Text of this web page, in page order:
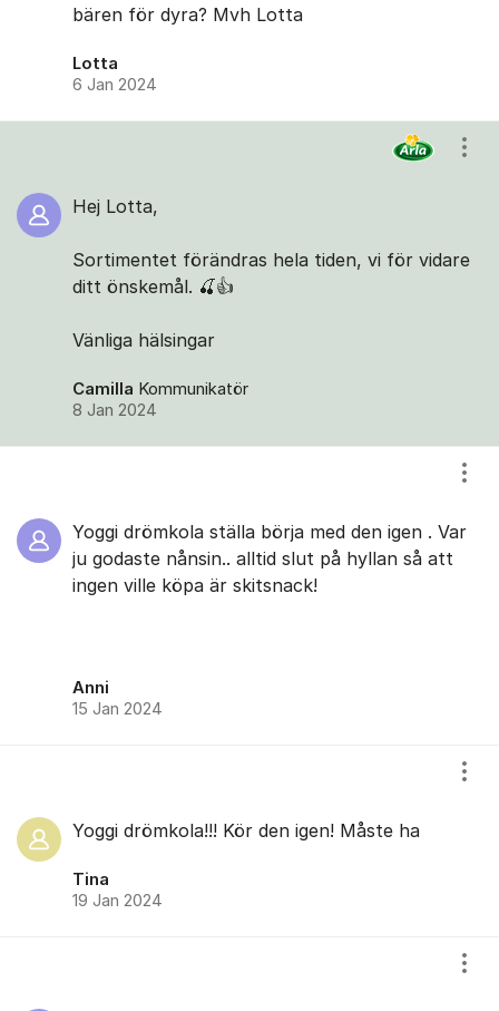
bären för dyra? Mvh Lotta
Lotta
6 Jan 2024
Hej Lotta,
Sortimentet förändras hela tiden, vi för vidare
ditt önskemål. 🍒👍
Vänliga hälsingar
Camilla Kommunikatör
8 Jan 2024
Yoggi drömkola ställa börja med den igen . Var
ju godaste nånsin.. alltid slut på hyllan så att
ingen ville köpa är skitsnack!
Anni
15 Jan 2024
Yoggi drömkola!!! Kör den igen! Måste ha
Tina
19 Jan 2024